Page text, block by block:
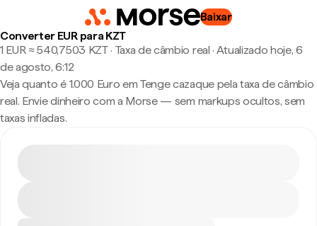
Baixar
Converter EUR para KZT
1 EUR ≈ 540,7503 KZT · Taxa de câmbio real · Atualizado hoje, 6
de agosto, 6:12
Veja quanto é 1.000 Euro em Tenge cazaque pela taxa de câmbio
real. Envie dinheiro com a Morse — sem markups ocultos, sem
taxas infladas.